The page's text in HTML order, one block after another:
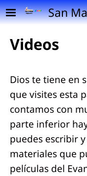
Pasar al contenido
San
Videos
Dios te tiene en
que visites esta
contamos con
parte inferior
puedes escribir
materiales que
películas del